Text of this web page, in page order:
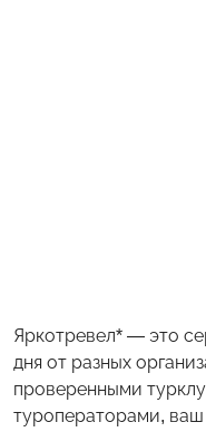
Яркотревел* — это
дня от разных
проверенными
туроператорами, ваш